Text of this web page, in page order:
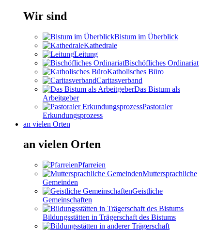
Wir sind
Bistum im Überblick
Kathedrale
Leitung
Bischöfliches Ordinariat
Katholisches Büro
Caritasverband
Das Bistum als
Arbeitgeber
Pastoraler
Erkundungsprozess
an vielen Orten
an vielen Orten
Pfarreien
Muttersprachliche
Gemeinden
Geistliche
Gemeinschaften
Bildungsstätten in Trägerschaft des Bistums